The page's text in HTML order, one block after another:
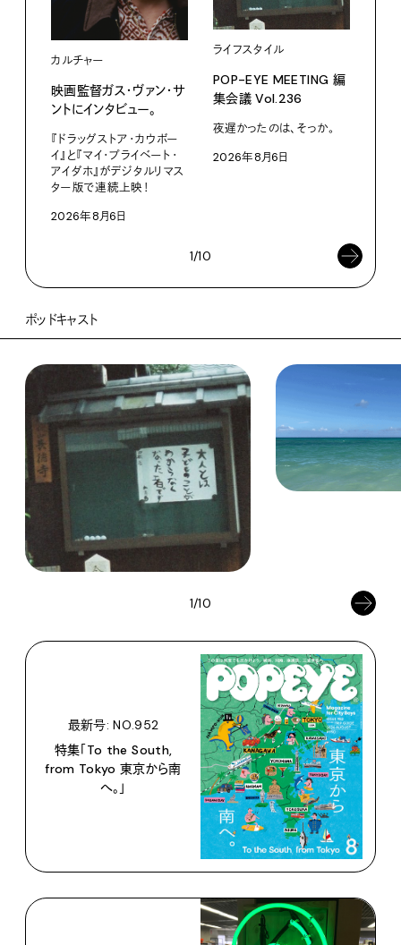
カルチャー
映画監督ガス・ヴァン・サ
ントにインタビュー。
『ドラッグストア・カウボー
イ』と『マイ・プライベート・
アイダホ』がデジタルリマス
ター版で連続上映！
2026年8月6日
ライフスタイル
POP-EYE MEETING 編
集会議 Vol.236
夜遅かったのは、そっか。
2026年8月6日
1/10
ポッドキャスト
1/10
最新号: NO.952
特集「To the South,
from Tokyo 東京から南
へ。」